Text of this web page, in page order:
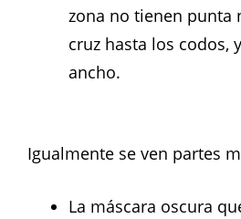
zona no tienen punta
cruz hasta los codos,
ancho.
Igualmente se ven partes
La máscara oscura